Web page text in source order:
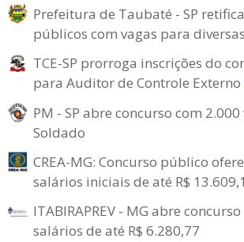
Prefeitura de Taubaté - SP
públicos com vagas para
TCE-SP prorroga inscrições do
para Auditor de Controle Externo
PM - SP abre concurso com
Soldado
CREA-MG: Concurso público
salários iniciais de até R$
ITABIRAPREV - MG abre
salários de até R$ 6.280,77